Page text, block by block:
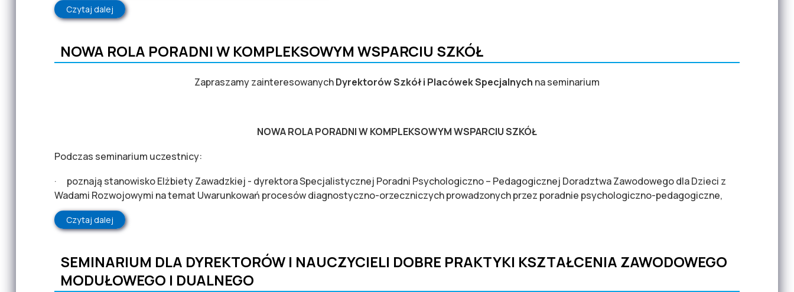
Czytaj dalej wpis SPOTKANIA METODYCZNE DLA NAUCZYCIELI CHEMII
NOWA ROLA PORADNI W KOMPLEKSOWYM WSPARCIU SZKÓŁ
Zapraszamy zainteresowanychDyrektorów Szkół i Placówek Specjalnych na seminarium
NOWA ROLA PORADNI W KOMPLEKSOWYM WSPARCIU SZKÓŁ
Podczas seminarium uczestnicy:
· poznają stanowisko Elżbiety Zawadzkiej - dyrektora Specjalistycznej Poradni Psychologiczno – Pedagogicznej Doradztwa Zawodowego dla Dzieci z
Wadami Rozwojowymi na temat Uwarunkowań procesów diagnostyczno-orzeczniczych prowadzonych przez poradnie psychologiczno-pedagogiczne,
Czytaj dalej wpis NOWA ROLA PORADNI W KOMPLEKSOWYM WSPARCIU SZKÓŁ
SEMINARIUM DLA DYREKTORÓW I NAUCZYCIELI DOBRE PRAKTYKI KSZTAŁCENIA ZAWODOWEGO
MODUŁOWEGO I DUALNEGO